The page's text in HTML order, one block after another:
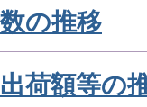
の推移
荷額等の